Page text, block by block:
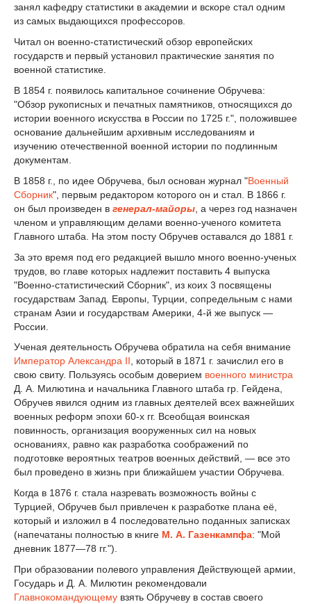
занял кафедру статистики в академии и вскоре стал одним
из самых выдающихся профессоров.
Читал он военно-статистический обзор европейских
государств и первый установил практические занятия по
военной статистике.
В 1854 г. появилось капитальное сочинение Обручева:
"Обзор рукописных и печатных памятников, относящихся до
истории военного искусства в России по 1725 г.", положившее
основание дальнейшим архивным исследованиям и
изучению отечественной военной истории по подлинным
документам.
В 1858 г., по идее Обручева, был основан журнал "Военный
Сборник", первым редактором которого он и стал. В 1866 г.
он был произведен в генерал-майоры , а через год назначен
членом и управляющим делами военно-ученого комитета
Главного штаба. На этом посту Обручев оставался до 1881 г.
За это время под его редакцией вышло много военно-ученых
трудов, во главе которых надлежит поставить 4 выпуска
"Военно-статистический Сборник", из коих 3 посвящены
государствам Запад. Европы, Турции, сопредельным с нами
странам Азии и государствам Америки, 4-й же выпуск —
России.
Ученая деятельность Обручева обратила на себя внимание
Император Александра II, который в 1871 г. зачислил его в
свою свиту. Пользуясь особым доверием военного министра
Д. А. Милютина и начальника Главного штаба гр. Гейдена,
Обручев явился одним из главных деятелей всех важнейших
военных реформ эпохи 60-х гг. Всеобщая воинская
повинность, организация вооруженных сил на новых
основаниях, равно как разработка соображений по
подготовке вероятных театров военных действий, — все это
был проведено в жизнь при ближайшем участии Обручева.
Когда в 1876 г. стала назревать возможность войны с
Турцией, Обручев был привлечен к разработке плана её,
который и изложил в 4 последовательно поданных записках
(напечатаны полностью в книге М. А. Газенкампфа: "Мой
дневник 1877—78 гг.").
При образовании полевого управления Действующей армии,
Государь и Д. А. Милютин рекомендовали
Главнокомандующему взять Обручеву в состав своего